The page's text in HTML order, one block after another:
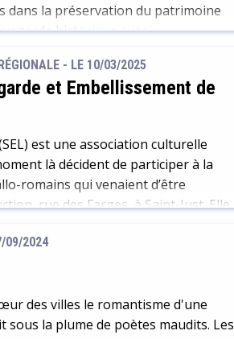
dans la préservation du patrimoine
historique avec
- LE 10/03/2025
et Embellissement de
est une association culturelle
là décident de participer à la
romains qui venaient d’être
rue des Farges, à Saint-Just. Elle
09/2024
des villes le romantisme d'une
la plume de poètes maudits. Les